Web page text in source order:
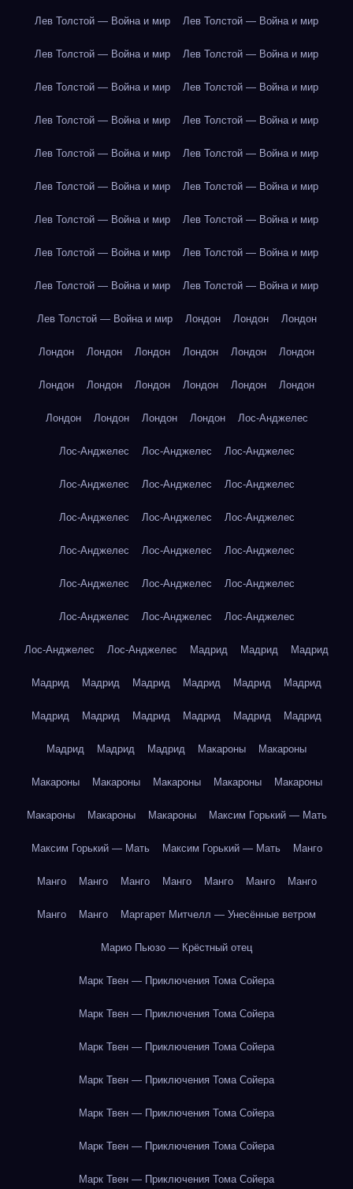
Лев Толстой — Война и мир Лев Толстой — Война и мир
Лев Толстой — Война и мир Лев Толстой — Война и мир
Лев Толстой — Война и мир Лев Толстой — Война и мир
Лев Толстой — Война и мир Лев Толстой — Война и мир
Лев Толстой — Война и мир Лев Толстой — Война и мир
Лев Толстой — Война и мир Лев Толстой — Война и мир
Лев Толстой — Война и мир Лев Толстой — Война и мир
Лев Толстой — Война и мир Лев Толстой — Война и мир
Лев Толстой — Война и мир Лев Толстой — Война и мир
Лев Толстой — Война и мир Лондон Лондон Лондон
Лондон Лондон Лондон Лондон Лондон Лондон
Лондон Лондон Лондон Лондон Лондон Лондон
Лондон Лондон Лондон Лондон Лос-Анджелес
Лос-Анджелес Лос-Анджелес Лос-Анджелес
Лос-Анджелес Лос-Анджелес Лос-Анджелес
Лос-Анджелес Лос-Анджелес Лос-Анджелес
Лос-Анджелес Лос-Анджелес Лос-Анджелес
Лос-Анджелес Лос-Анджелес Лос-Анджелес
Лос-Анджелес Лос-Анджелес Лос-Анджелес
Лос-Анджелес Лос-Анджелес Мадрид Мадрид Мадрид
Мадрид Мадрид Мадрид Мадрид Мадрид Мадрид
Мадрид Мадрид Мадрид Мадрид Мадрид Мадрид
Мадрид Мадрид Мадрид Макароны Макароны
Макароны Макароны Макароны Макароны Макароны
Макароны Макароны Макароны Максим Горький — Мать
Максим Горький — Мать Максим Горький — Мать Манго
Манго Манго Манго Манго Манго Манго Манго
Манго Манго Маргарет Митчелл — Унесённые ветром
Марио Пьюзо — Крёстный отец
Марк Твен — Приключения Тома Сойера
Марк Твен — Приключения Тома Сойера
Марк Твен — Приключения Тома Сойера
Марк Твен — Приключения Тома Сойера
Марк Твен — Приключения Тома Сойера
Марк Твен — Приключения Тома Сойера
Марк Твен — Приключения Тома Сойера